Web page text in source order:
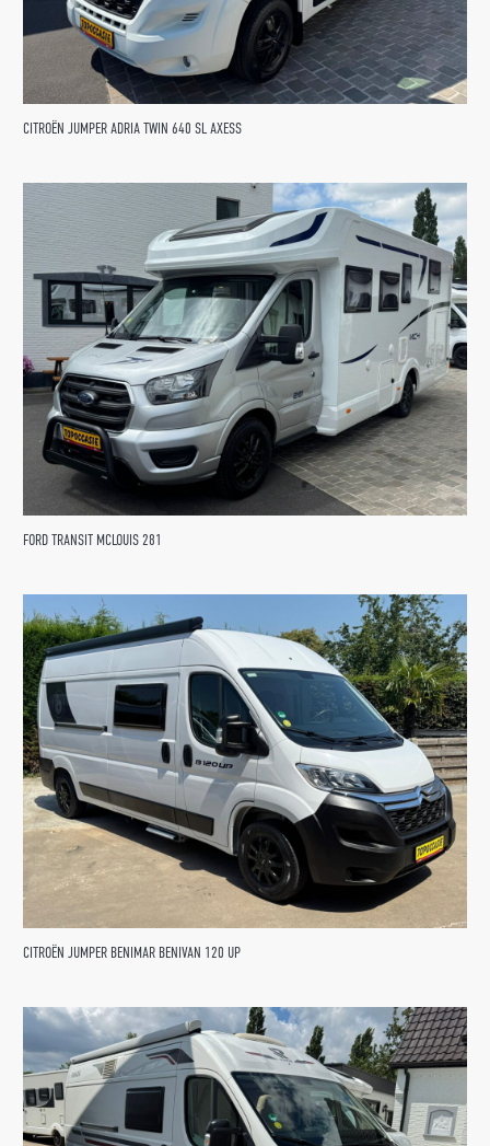
CITROËN JUMPER ADRIA TWIN 640 SL AXESS
FORD TRANSIT MCLOUIS 281
CITROËN JUMPER BENIMAR BENIVAN 120 UP